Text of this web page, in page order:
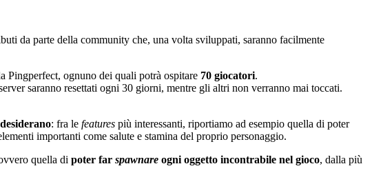
da parte della community che, una volta sviluppati, saranno facilmente
Pingperfect, ognuno dei quali potrà ospitare 70 giocatori.
saranno resettati ogni 30 giorni, mentre gli altri non verranno mai toccati.
: fra le features più interessanti, riportiamo ad esempio quella di poter
importanti come salute e stamina del proprio personaggio.
quella di poter far spawnare ogni oggetto incontrabile nel gioco, dalla più